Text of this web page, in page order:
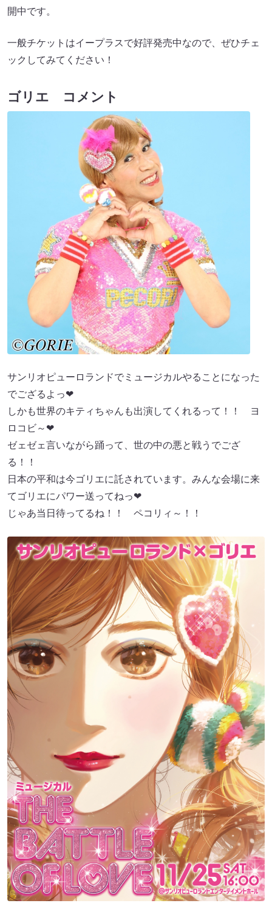
開中です。
一般チケットはイープラスで好評発売中なので、ぜひチェ
ックしてみてください！
ゴリエ コメント
サンリオピューロランドでミュージカルやることになった
でござるよっ❤
しかも世界のキティちゃんも出演してくれるって！！ ヨ
ロコビ～❤
ゼェゼェ言いながら踊って、世の中の悪と戦うでござ
る！！
日本の平和は今ゴリエに託されています。みんな会場に来
てゴリエにパワー送ってねっ❤
じゃあ当日待ってるね！！ ペコリィ～！！